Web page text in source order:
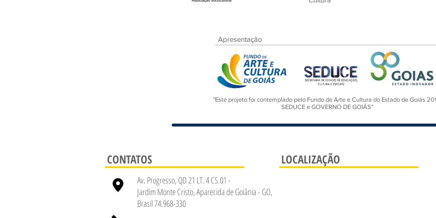
Apresentação
"Este projeto foi contemplado pelo Fundo de Arte e Cultura do Estado de Goiás
SEDUCE e GOVERNO DE GOIÁS"
CONTATOS LOCALIZAÇÃO
Av. Progresso, QD 21 LT. 4 CS.01 -
Jardim Monte Cristo, Aparecida de Goiânia - GO,
Brasil 74.968-330